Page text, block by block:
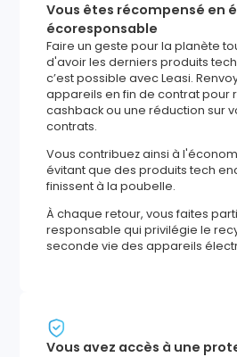
Vous êtes récompensé en
écoresponsable
Faire un geste pour la planète
d'avoir les derniers produits
c’est possible avec Leasi.
appareils en fin de contrat pour
cashback ou une réduction sur
contrats.
Vous contribuez ainsi à
évitant que des produits tech
finissent à la poubelle.
À chaque retour, vous faites
responsable qui privilégie le
seconde vie des appareils
Vous avez accès à une